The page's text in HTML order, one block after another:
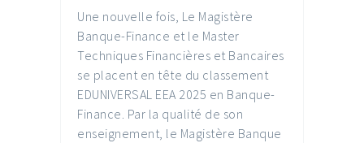
Une nouvelle fois, Le Magistère
Banque-Finance et le Master
Techniques Financières et Bancaires
se placent en tête du classement
EDUNIVERSAL EEA 2025 en Banque-
Finance. Par la qualité de son
enseignement, le Magistère Banque